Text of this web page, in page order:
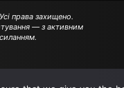
права захищено.
— з активним